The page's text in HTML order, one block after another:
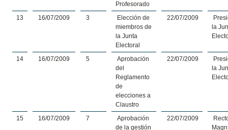
Profesorado
13 16/07/2009 3
Elección de
miembros de
la Junta
Electoral
22/07/2009
la
14 16/07/2009 5
Aprobación
del
Reglamento
de
elecciones a
Claustro
22/07/2009
la
15 16/07/2009 7
Aprobación
de la gestión
22/07/2009